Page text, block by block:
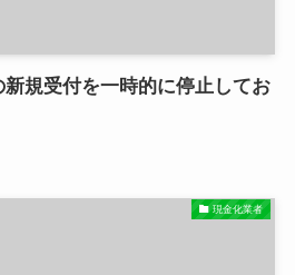
規受付を一時的に停止してお
現金化業者